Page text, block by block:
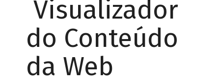
Visualizador
do Conteúdo
da Web